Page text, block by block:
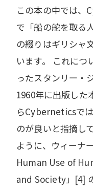
この本の中では、
で「船の舵を取る
の綴りはギリシャ
います。 これにつ
ったスタンリー・
1960年に出版した
らCyberneticsで
のが良いと指摘し
ように、ウィーナ
Human Use of
and Society」[4]